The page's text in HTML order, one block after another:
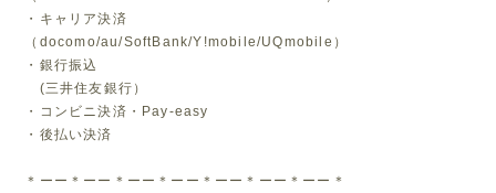
・キャリア決済
（docomo/au/SoftBank/Y!mobile/UQmobile）
・銀行振込
(三井住友銀行）
・コンビニ決済・Pay-easy
・後払い決済
＊ーー＊ーー＊ーー＊ーー＊ーー＊ーー＊ーー＊